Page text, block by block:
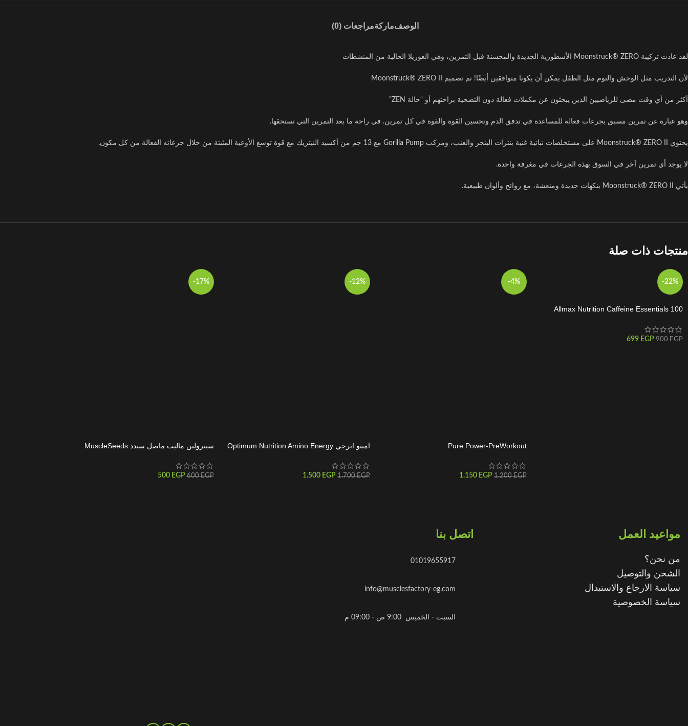
الوصفماركةمراجعات (0)
لقد عادت تركيبة Moonstruck® ZERO الأسطورية الجديدة والمحسنة قبل التمرين، وهي الغوريلا الخالية من المنشطات
لأن التدريب مثل الوحش والنوم مثل الطفل يمكن أن يكونا متوافقين أيضًا! تم تصميم Moonstruck® ZERO II
أكثر من أي وقت مضى للرياضيين الذين يبحثون عن مكملات فعالة دون التضحية براحتهم أو “حالة ZEN”
وهو عبارة عن تمرين مسبق بجرعات فعالة للمساعدة في تدفق الدم وتحسين القوة والقوة في كل تمرين. في راحة ما بعد التمرين التي تستحقها.
يحتوي Moonstruck® ZERO II على مستخلصات نباتية غنية بنترات البنجر والعنب، ومركب Gorilla Pump مع 13 جم من أكسيد النيتريك مع قوة توسع الأوعية المثبتة من خلال جرعاته الفعالة من كل مكون.
لا يوجد أي تمرين آخر في السوق بهذه الجرعات في مغرفة واحدة.
يأتي Moonstruck® ZERO II بنكهات جديدة ومنعشة، مع روائح وألوان طبيعية.
منتجات ذات صلة
-22%
Allmax Nutrition Caffeine Essentials 100
900EGP
699 EGP
-4%
Pure Power-PreWorkout
1.200EGP
1.150 EGP
-12%
امينو انرجي Optimum Nutrition Amino Energy
1.700EGP
1.500 EGP
-17%
سيترولين ماليت ماصل سيدد MuscleSeeds
600EGP
500 EGP
مواعيد العمل
من نحن؟
الشحن والتوصيل
سياسة الارجاع والاستبدال
سياسة الخصوصية
اتصل بنا
01019655917
info@musclesfactory-eg.com
السبت - الخميس 9:00 ص - 09:00 م